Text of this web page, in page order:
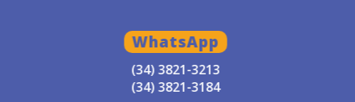
WhatsApp
(34) 3821-3213
(34) 3821-3184